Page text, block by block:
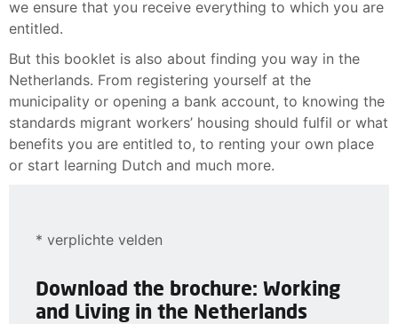
we ensure that you receive everything to which you are
entitled.
But this booklet is also about finding you way in the
Netherlands. From registering yourself at the
municipality or opening a bank account, to knowing the
standards migrant workers’ housing should fulfil or what
benefits you are entitled to, to renting your own place
or start learning Dutch and much more.
* verplichte velden
Download the brochure: Working
and Living in the Netherlands